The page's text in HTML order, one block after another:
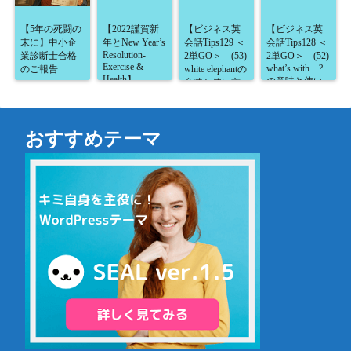
【5年の死闘の
末に】中小企
業診断士合格
のご報告
【2022謹賀新
年とNew Year’s
Resolution-
Exercise &
Health】
【ビジネス英
会話Tips129 ＜
2単GO＞ (53)
white elephantの
意味と使い方
る！】
【ビジネス英
会話Tips128 ＜
2単GO＞ (52)
what’s with…?
の意味と使い
る！】
おすすめテーマ